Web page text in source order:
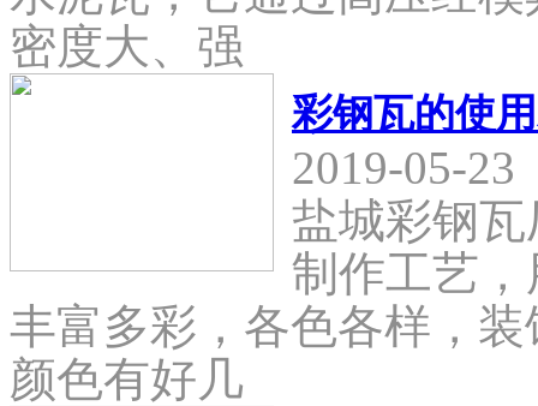
密度大、强
彩钢瓦的使
2019-05-23
盐城彩钢
制作工艺
丰富多彩，各色各样，
颜色有好几